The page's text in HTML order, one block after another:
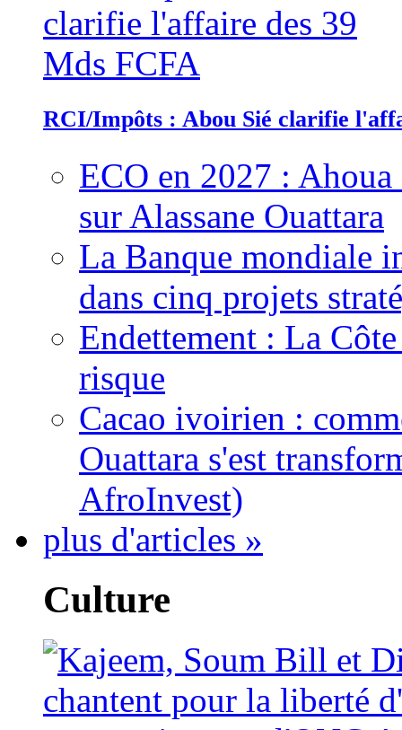
RCI/Impôts : Abou Sié clarifie
ECO en 2027 :
sur Alassane Ouattara
La Banque mondiale
dans cinq projets
Endettement : La
risque
Cacao ivoirien :
Ouattara s'est
AfroInvest)
plus d'articles »
Culture